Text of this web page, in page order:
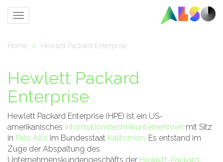
Toggle
Home > Hewlett Packard Enterprise
Hewlett Packard
Enterprise
Hewlett Packard Enterprise (HPE) ist ein US-
amerikanisches Informationstechnikunternehmen mit Sitz
in Palo Alto im Bundesstaat Kalifornien. Es entstand im
Zuge der Abspaltung des
Unternehmenskundengeschäfts der Hewlett-Packard